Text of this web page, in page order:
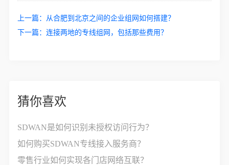
上一篇：
从合肥到北京之间的企业组网如何搭建？
下一篇：连接两地的专线组网，包括那些费用？
猜你喜欢
SDWAN是如何识别未授权访问行为？
如何购买SDWAN专线接入服务商？
零售行业如何实现各门店网络互联？